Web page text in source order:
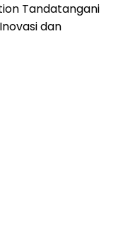
Tandatangani
dan